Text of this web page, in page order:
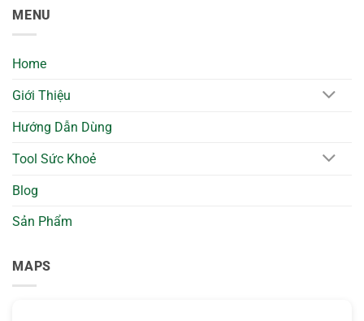
Làm
Vùng
Mắt
Bổ
Collagen
Cho
Mịn
MENU
Home
Giới Thiệu
Hướng Dẫn Dùng
Tool Sức Khoẻ
Blog
Sản Phẩm
MAPS